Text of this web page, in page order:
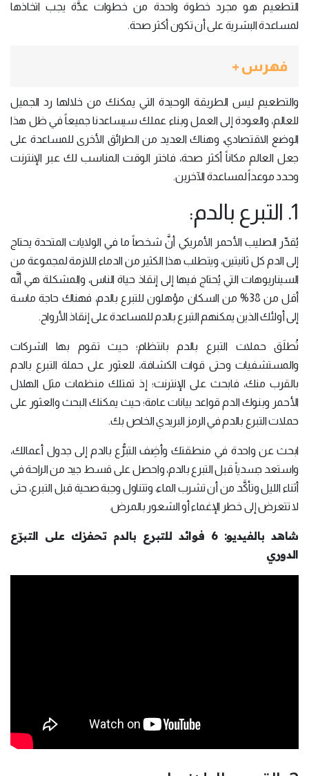
التطعيم هو مجرد خطوة واحدة من خطوات عدَّة يجب اتخاذها
لمساعدة البشرية على أن تكون أكثر صحة.
فهرس +
والتطعيم ليس الطريقة الوحيدة التي يمكنك من خلالها رد الجميل
للعالم، والعودة إلى العمل وبناء عملك سيساعدنا جميعاً في ظل هذا
الوضع الاقتصادي، وهناك العديد من الطرائق الأخرى للمساعدة على
جعل العالم مكاناً أكثر صحة، فاختر الوقت المناسب لك عبر الإنترنت
وحدد موعداً لمساعدة الآخرين.
1. التبرع بالدم:
يُقدِّر الصليب الأحمر الأمريكي أنَّ شخصاً ما في الولايات المتحدة يحتاج
إلى الدم كل ثانيتين، ويتطلب هذا الكثير من الدماء اللازمة لمجموعة من
السيناريوهات التي يُحتاج فيها إلى إنقاذ حياة الناس، والمشكلة هي أنَّه
أقل من 38% من السكان مؤهلون للتبرع بالدم، فهناك حاجة ماسة
إلى أولئك الذين يمكنهم التبرع بالدم للمساعدة على إنقاذ الأرواح.
تُطلَق حملات التبرع بالدم بانتظام؛ حيث تقوم بها الشركات
والمستشفيات وحتى قوات الكشافة، للعثور على حملة التبرع بالدم
بالقرب منك، فابحث على الإنترنت؛ إذ تمتلك منظمات مثل الهلال
الأحمر وبنوك الدم قواعد بيانات عامة؛ حيث يمكنك البحث والعثور على
حملات التبرع بالدم في الرمز البريدي الخاص بك.
ابحث عن واحدة في منطقتك وأضِف التبرُّع بالدم إلى جدول أعمالك،
واستعد جسدياً قبل التبرع بالدم، واحصل على قسط جيد من الراحة في
أثناء الليل وتأكَّد من أن تشرب الماء، وتتناول وجبة صحية قبل التبرع، حتى
لا تتعرض إلى خطر الإغماء أو الشعور بالمرض.
شاهد بالفيديو: 6 فوائد للتبرع بالدم تحفزك على التبرّع
الدوري